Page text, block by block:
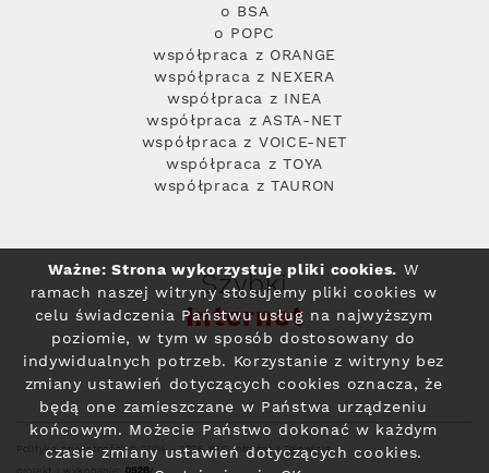
o BSA
o POPC
współpraca z ORANGE
współpraca z NEXERA
współpraca z INEA
współpraca z ASTA-NET
współpraca z VOICE-NET
współpraca z TOYA
współpraca z TAURON
Szybki
Internet
Polityka prywatności© 2004 - 2026 RFC Internet i Telewizja
Ważne: Strona wykorzystuje pliki cookies. W
ramach naszej witryny stosujemy pliki cookies w
celu świadczenia Państwu usług na najwyższym
poziomie, w tym w sposób dostosowany do
indywidualnych potrzeb. Korzystanie z witryny bez
zmiany ustawień dotyczących cookies oznacza, że
będą one zamieszczane w Państwa urządzeniu
końcowym. Możecie Państwo dokonać w każdym
czasie zmiany ustawień dotyczących cookies.